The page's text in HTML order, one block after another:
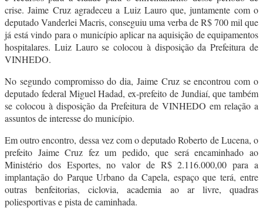
crise. Jaime Cruz agradeceu a Luiz Lauro que, juntamente com o
deputado Vanderlei Macris, conseguiu uma verba de R$ 700 mil que
já está vindo para o município aplicar na aquisição de equipamentos
hospitalares. Luiz Lauro se colocou à disposição da Prefeitura de
VINHEDO.
No segundo compromisso do dia, Jaime Cruz se encontrou com o
deputado federal Miguel Hadad, ex-prefeito de Jundiaí, que também
se colocou à disposição da Prefeitura de VINHEDO em relação a
assuntos de interesse do município.
Em outro encontro, dessa vez com o deputado Roberto de Lucena, o
prefeito Jaime Cruz fez um pedido, que será encaminhado ao
Ministério dos Esportes, no valor de R$ 2.116.000,00 para a
implantação do Parque Urbano da Capela, espaço que terá, entre
outras benfeitorias, ciclovia, academia ao ar livre, quadras
poliesportivas e pista de caminhada.